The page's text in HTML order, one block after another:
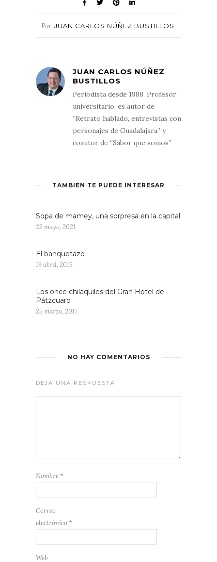
Por JUAN CARLOS NÚÑEZ BUSTILLOS
JUAN CARLOS NÚÑEZ
BUSTILLOS
Periodista desde 1988. Profesor
universitario, es autor de
“Retrato hablado, entrevistas con
personajes de Guadalajara” y
coautor de “Sabor que somos”
TAMBIÉN TE PUEDE INTERESAR
Sopa de mamey, una sorpresa en la capital
22 mayo, 2021
El banquetazo
19 abril, 2015
Los once chilaquiles del Gran Hotel de
Pátzcuaro
25 marzo, 2017
NO HAY COMENTARIOS
DEJA UNA RESPUESTA
Nombre *
Correo
electrónico *
Web